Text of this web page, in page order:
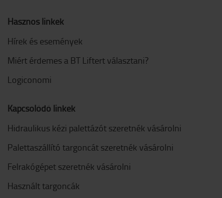
Hasznos linkek
Hírek és események
Miért érdemes a BT Liftert választani?
Logiconomi
Kapcsolódó linkek
Hidraulikus kézi palettázót szeretnék vásárolni
Palettaszállító targoncát szeretnék vásárolni
Felrakógépet szeretnék vásárolni
Használt targoncák